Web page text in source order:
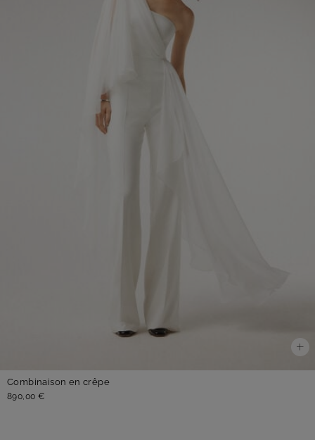
Combinaison en crêpe
890,00 €